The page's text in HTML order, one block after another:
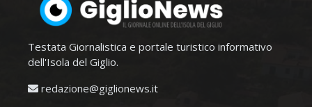
Testata Giornalistica e portale turistico informativo
dell'Isola del Giglio.
redazione@giglionews.it